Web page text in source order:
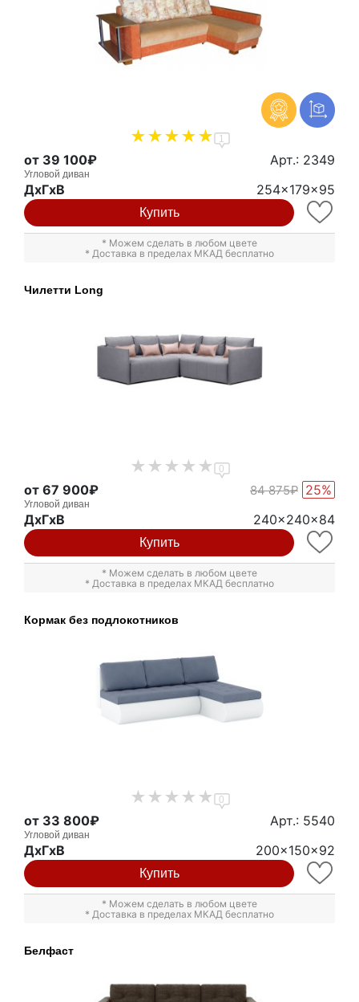
1
от 39 100₽ Арт.: 2349
Угловой диван
ДxГxВ 254x179x95
Купить
* Можем сделать в любом цвете
* Доставка в пределах МКАД бесплатно
Чилетти Long
0
от 67 900₽ 84 875₽ 25%
Угловой диван
ДxГxВ 240x240x84
Купить
* Можем сделать в любом цвете
* Доставка в пределах МКАД бесплатно
Кормак без подлокотников
0
от 33 800₽ Арт.: 5540
Угловой диван
ДxГxВ 200x150x92
Купить
* Можем сделать в любом цвете
* Доставка в пределах МКАД бесплатно
Белфаст